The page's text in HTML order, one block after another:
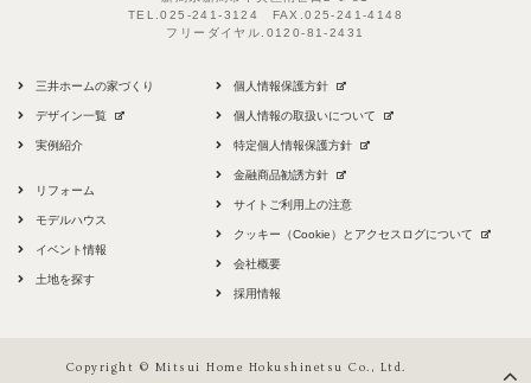
TEL.025-241-3124 FAX.025-241-4148
フリーダイヤル. 0120-81-2431
三井ホームの家づくり
デザイン一覧
実例紹介
リフォーム
モデルハウス
イベント情報
土地を探す
個人情報保護方針
個人情報の取扱いについて
特定個人情報保護方針
金融商品勧誘方針
サイトご利用上の注意
クッキー（Cookie）とアクセスログについて
会社概要
採用情報
Copyright © Mitsui Home Hokushinetsu Co., Ltd.